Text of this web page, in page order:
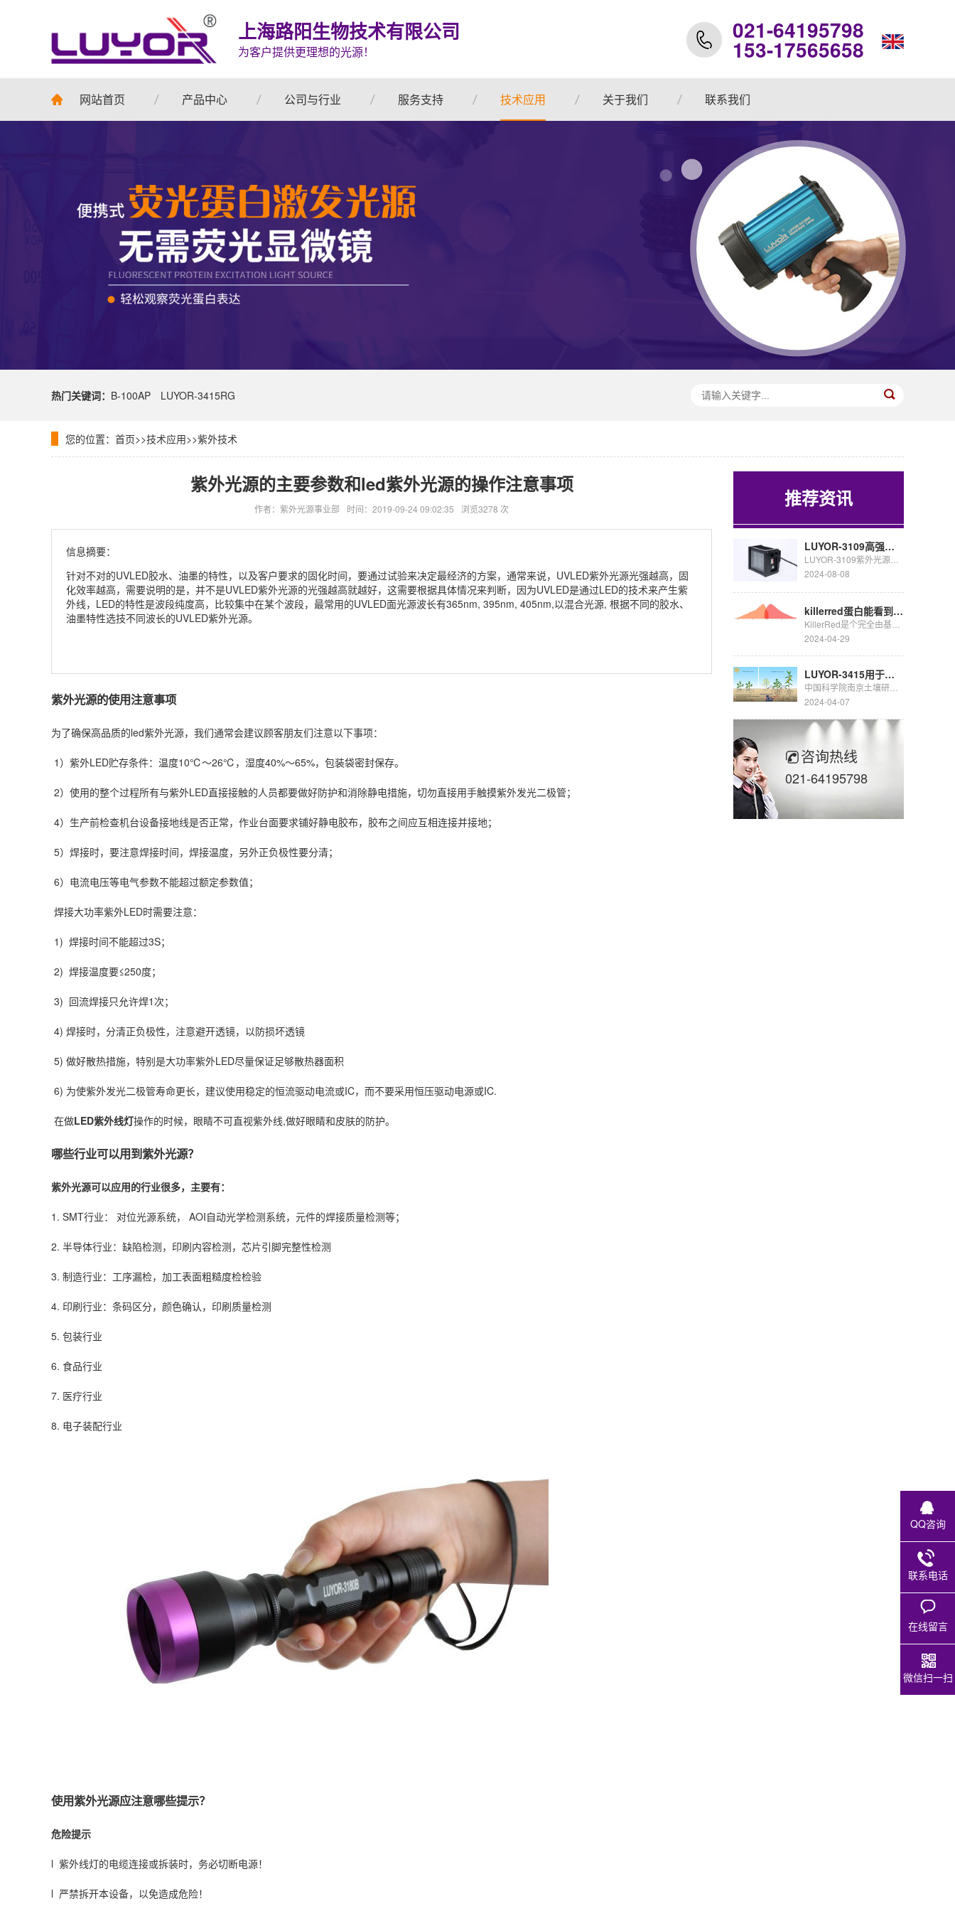
上海路阳生物技术有限公司
为客户提供更理想的光源！
021-64195798
153-17565658
网站首页 产品中心 公司与行业 服务支持 技术应用 关于我们 联系我们
热门关键词： B-100AP LUYOR-3415RG
您的位置： 首页>>技术应用>>紫外技术
推荐资讯
LUYOR-3109高强度紫外催化光源促销
2024-08-08
killerred蛋白能看到荧光吗
2024-04-29
LUYOR-3415用于豆科生物固氮的研究
2024-04-07
咨询热线
021-64195798
紫外光源的主要参数和led紫外光源的操作注意事项
作者：紫外光源事业部 时间：2019-09-24 09:02:35 浏览3278 次
信息摘要：
针对不对的UVLED胶水、油墨的特性，以及客户要求的固化时间，要通过试验来决定最经济的方案，通常来说，UVLED紫外光源光强越高，固
化效率越高，需要说明的是，并不是UVLED紫外光源的光强越高就越好，这需要根据具体情况来判断，因为UVLED是通过LED的技术来产生紫
外线，LED的特性是波段纯度高，比较集中在某个波段，最常用的UVLED面光源波长有365nm, 395nm, 405nm,以混合光源, 根据不同的胶水、
油墨特性选技不同波长的UVLED紫外光源。
紫外光源的使用注意事项
为了确保高品质的led紫外光源，我们通常会建议顾客朋友们注意以下事项：
1）紫外LED贮存条件：温度10℃～26℃，湿度40%～65%，包装袋密封保存。
2）使用的整个过程所有与紫外LED直接接触的人员都要做好防护和消除静电措施，切勿直接用手触摸紫外发光二极管；
4）生产前检查机台设备接地线是否正常，作业台面要求铺好静电胶布，胶布之间应互相连接并接地；
5）焊接时，要注意焊接时间，焊接温度，另外正负极性要分清；
6）电流电压等电气参数不能超过额定参数值；
焊接大功率紫外LED时需要注意：
1) 焊接时间不能超过3S；
2) 焊接温度要≤250度；
3) 回流焊接只允许焊1次；
4) 焊接时，分清正负极性，注意避开透镜，以防损坏透镜
5) 做好散热措施，特别是大功率紫外LED尽量保证足够散热器面积
6) 为使紫外发光二极管寿命更长，建议使用稳定的恒流驱动电流或IC，而不要采用恒压驱动电源或IC.
在做LED紫外线灯操作的时候，眼睛不可直视紫外线,做好眼睛和皮肤的防护。
哪些行业可以用到紫外光源？
紫外光源可以应用的行业很多，主要有：
1. SMT行业： 对位光源系统， AOI自动光学检测系统，元件的焊接质量检测等；
2. 半导体行业：缺陷检测，印刷内容检测，芯片引脚完整性检测
3. 制造行业：工序漏检，加工表面粗糙度检检验
4. 印刷行业：条码区分，颜色确认，印刷质量检测
5. 包装行业
6. 食品行业
7. 医疗行业
8. 电子装配行业
使用紫外光源应注意哪些提示？
危险提示
l 紫外线灯的电缆连接或拆装时，务必切断电源！
l 严禁拆开本设备，以免造成危险！
QQ咨询
联系电话
在线留言
微信扫一扫